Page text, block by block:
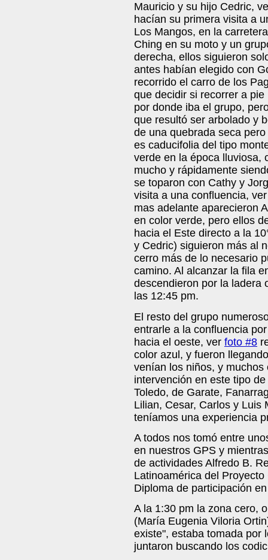
Mauricio y su hijo Cedric,
hacían su primera visita a
Los Mangos, en la
Ching en su moto y un
derecha, ellos siguieron
antes habían elegido con
recorrido el carro de los
que decidir si recorrer a
por donde iba el grupo,
que resultó ser arbolado y
de una quebrada seca
es caducifolia del tipo
verde en la época lluviosa,
mucho y rápidamente
se toparon con Cathy y
visita a una confluencia,
mas adelante aparecieron
en color verde, pero ellos
hacia el Este directo a la
y Cedric) siguieron más al
cerro más de lo necesario
camino. Al alcanzar la fila
descendieron por la ladera
las 12:45 pm.
El resto del grupo
entrarle a la confluencia
hacia el oeste, ver foto #8
color azul, y fueron
venían los niños, y
intervención en este tipo
Toledo, de Garate,
Lilian, Cesar, Carlos y Luis
teníamos una experiencia
A todos nos tomó entre
en nuestros GPS y
de actividades Alfredo B.
Latinoamérica del
Diploma de participación
A la 1:30 pm la zona cero,
(María Eugenia Viloria
existe", estaba tomada por
juntaron buscando los